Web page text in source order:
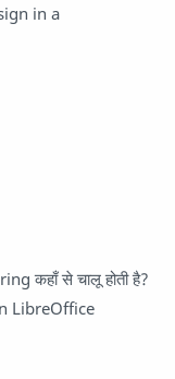
in a
कहाँ से चालू होती है?
LibreOffice